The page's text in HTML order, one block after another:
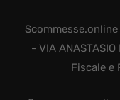
- VIA
Fiscale e